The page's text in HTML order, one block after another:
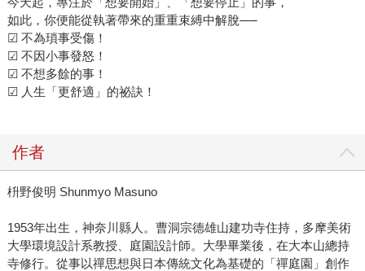
如此，你便能從執著帶來的重重束縛中解脫──
☑ 不為瑣事受傷！
☑ 不因小事發怒！
☑ 不想多餘的事！
☑ 人生「更舒適」的祕訣！
作者
枡野俊明 Shunmyo Masuno
1953年出生，神奈川縣人。曹洞宗德雄山建功寺住持，多摩美術
大學環境設計系教授、庭園設計師。大學畢業後，在大本山總持
寺修行。從事以禪思想與日本傳統文化為基礎的「禪庭園」創作